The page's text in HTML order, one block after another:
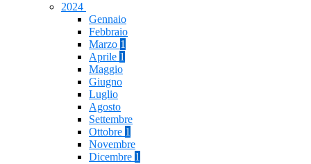
2024
Gennaio
Febbraio
Marzo 1
Aprile 1
Maggio
Giugno
Luglio
Agosto
Settembre
Ottobre 1
Novembre
Dicembre 1